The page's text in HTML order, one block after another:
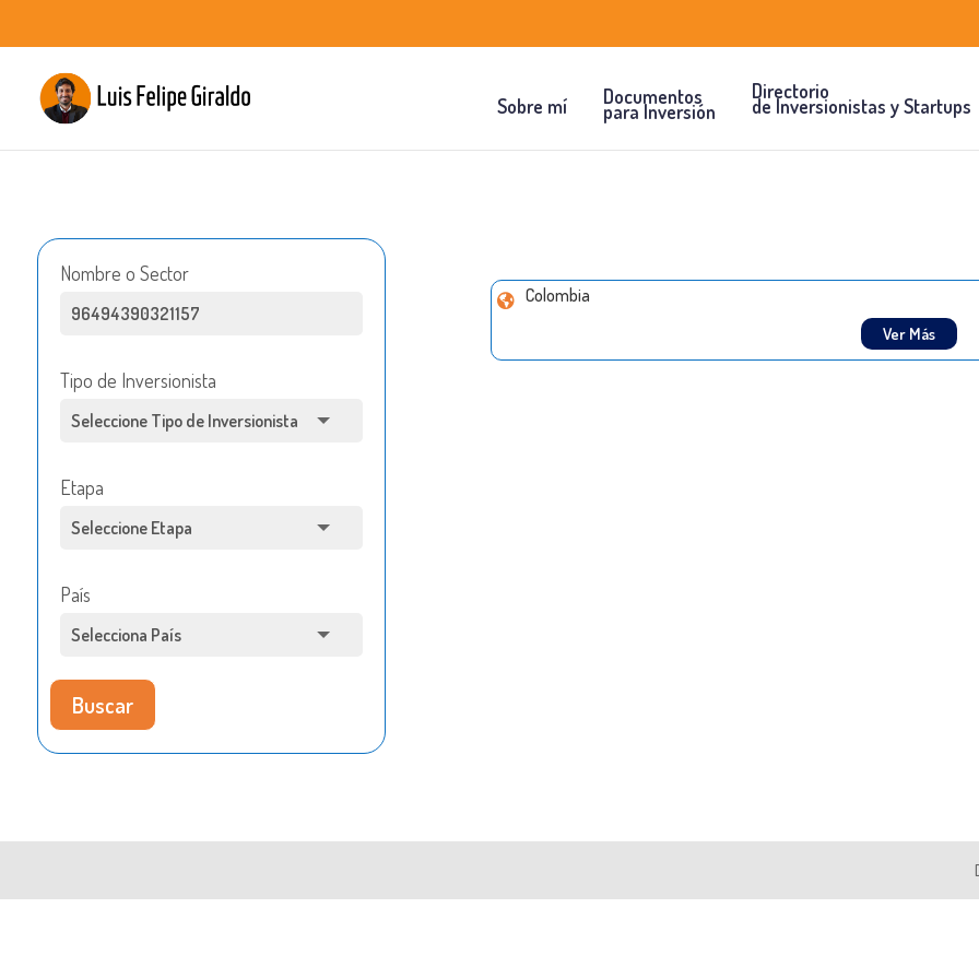
Sobre mí Documentos
para Inversión
Directorio
de Inversionistas y Startups
Nombre o Sector
Tipo de Inversionista
Etapa
País
Buscar
Colombia
Ver Más